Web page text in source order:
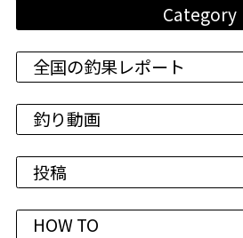
Category
全国の釣果レポート
釣り動画
投稿
HOW TO